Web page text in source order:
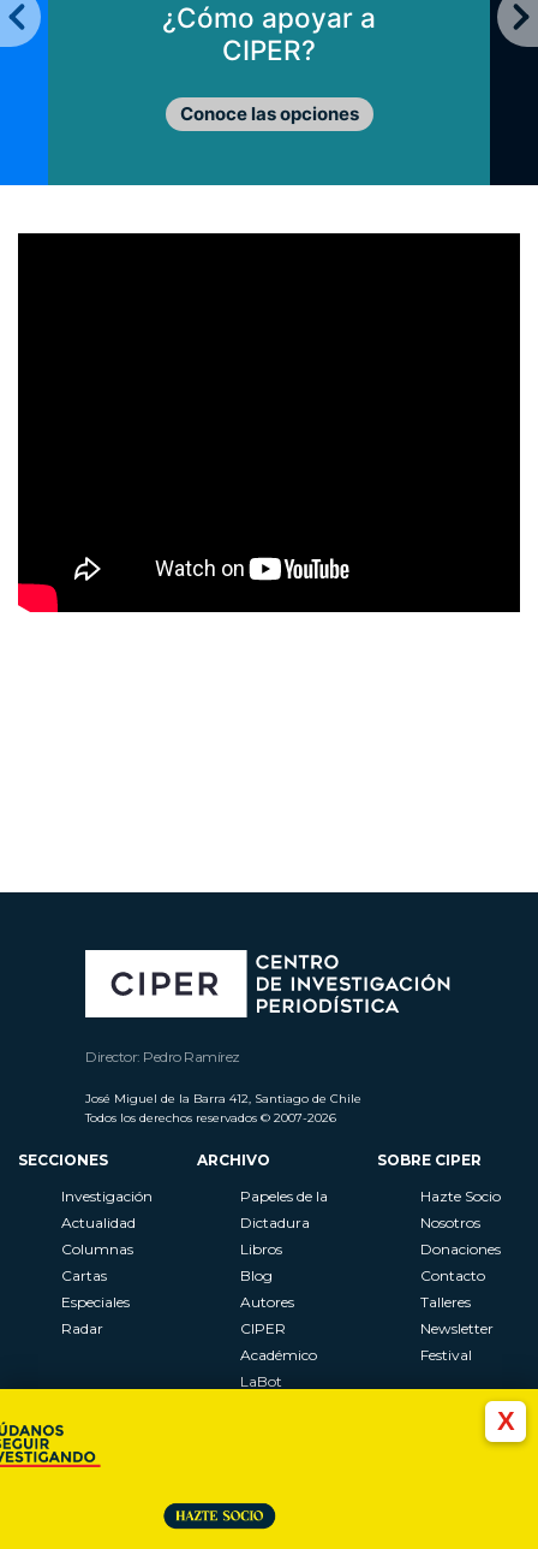
X
¿Cómo apoyar a
CIPER?
Conoce las opciones
Director: Pedro Ramírez
José Miguel de la Barra 412, Santiago de Chile
Todos los derechos reservados © 2007-2026
SECCIONES
Investigación
Actualidad
Columnas
Cartas
Especiales
Radar
ARCHIVO
Papeles de la
Dictadura
Libros
Blog
Autores
CIPER
Académico
LaBot
SOBRE CIPER
Hazte Socio
Nosotros
Donaciones
Contacto
Talleres
Newsletter
Festival